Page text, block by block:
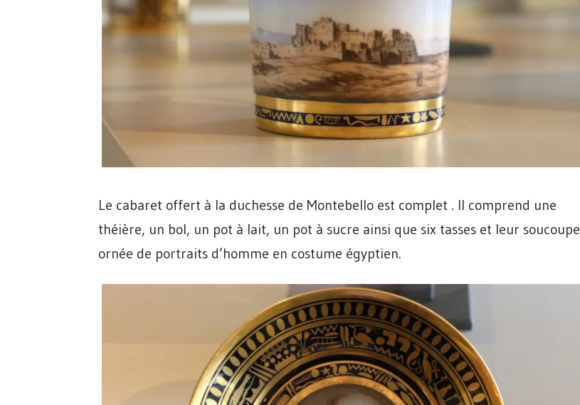
Le cabaret offert à la duchesse de Montebello est complet . Il comprend une
théière, un bol, un pot à lait, un pot à sucre ainsi que six tasses et leur soucoupe
ornée de portraits d’homme en costume égyptien.